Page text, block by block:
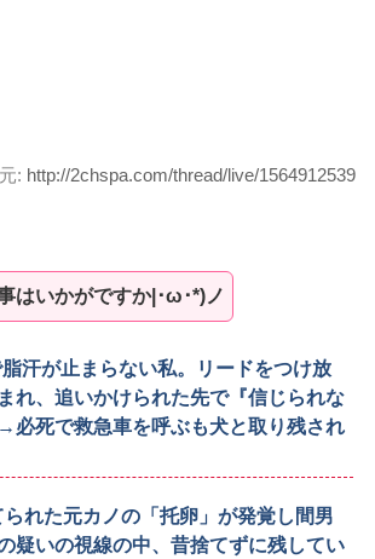
: http://2chspa.com/thread/live/1564912539
はいかがですか|･ω･*)ノ
汗が止まらない私。リードをつけ放
れ、追いかけられた先で『信じられな
必死で救急車を呼ぶも犬と取り残され
れた元カノの「托卵」が発覚し間男
疑いの視線の中、昔捨てずに残してい